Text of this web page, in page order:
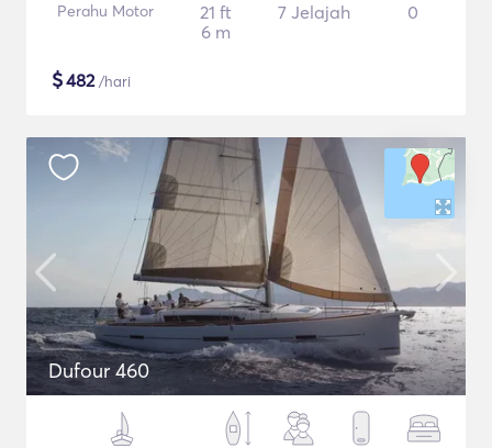
Perahu Motor
21 ft
6 m
7 Jelajah 0
$482/hari
Dufour 460